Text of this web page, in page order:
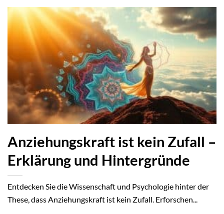
Anziehungskraft ist kein Zufall –
Erklärung und Hintergründe
Entdecken Sie die Wissenschaft und Psychologie hinter der
These, dass Anziehungskraft ist kein Zufall. Erforschen...